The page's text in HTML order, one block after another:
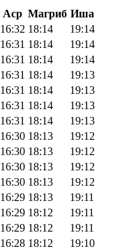
Аср Магриб Иша
16:32 18:14
19:14
16:31 18:14
19:14
16:31 18:14
19:14
16:31 18:14
19:13
16:31 18:14
19:13
16:31 18:14
19:13
16:31 18:14
19:13
16:30 18:13
19:12
16:30 18:13
19:12
16:30 18:13
19:12
16:30 18:13
19:12
16:29 18:13
19:11
16:29 18:12
19:11
16:29 18:12
19:11
16:28 18:12
19:10